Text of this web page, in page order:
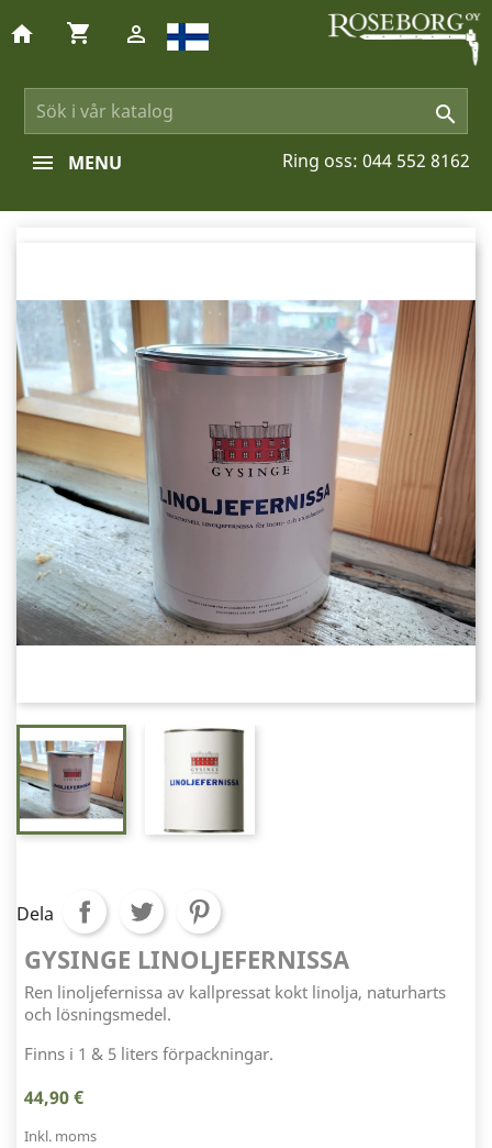

home shopping_cart 
Ring oss: 044 552 8162
MENU
Dela
GYSINGE LINOLJEFERNISSA
Ren linoljefernissa av kallpressat kokt linolja, naturharts
och lösningsmedel.
Finns i 1 & 5 liters förpackningar.
44,90 €
Inkl. moms